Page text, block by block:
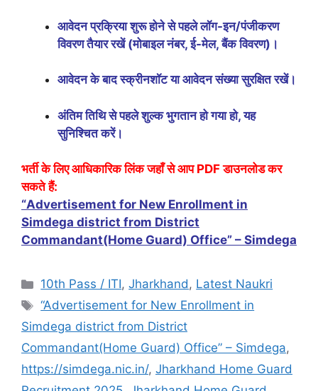
आवेदन प्रक्रिया शुरू होने से पहले लॉग-इन/पंजीकरण
विवरण तैयार रखें (मोबाइल नंबर, ई-मेल, बैंक विवरण)।
आवेदन के बाद स्क्रीनशॉट या आवेदन संख्या सुरक्षित रखें।
अंतिम तिथि से पहले शुल्क भुगतान हो गया हो, यह
सुनिश्चित करें।
भर्ती के लिए आधिकारिक लिंक जहाँ से आप PDF डाउनलोड कर
सकते हैं:
“Advertisement for New Enrollment in
Simdega district from District
Commandant(Home Guard) Office” – Simdega
10th Pass / ITI,Jharkhand, Latest Naukri
“Advertisement for New Enrollment in
Simdega district from District
Commandant(Home Guard) Office” – Simdega,
https://simdega.nic.in/, Jharkhand Home Guard